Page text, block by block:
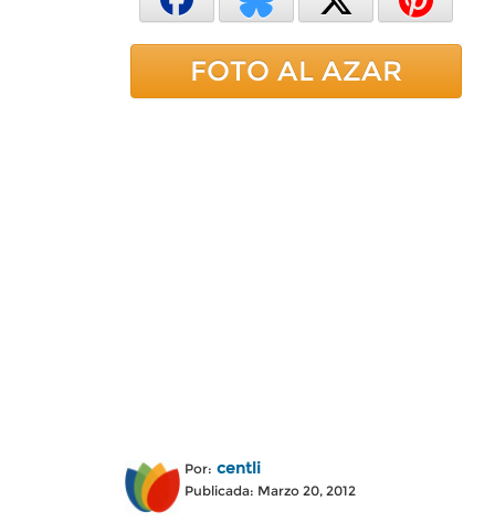
FOTO AL AZAR
Por: centli
Publicada: Marzo 20, 2012